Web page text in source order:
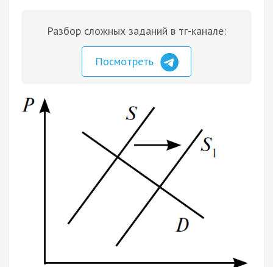
Разбор сложных заданий в тг-канале:
Посмотреть